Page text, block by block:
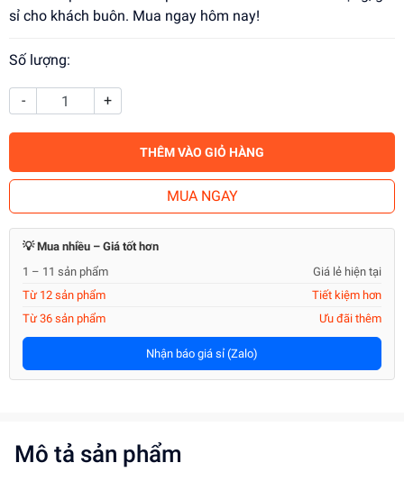
sỉ cho khách buôn. Mua ngay hôm nay!
Số lượng:
- +
THÊM VÀO GIỎ HÀNG
MUA NGAY
💡 Mua nhiều – Giá tốt hơn
1 – 11 sản phẩm
Giá lẻ hiện tại
Từ 12 sản phẩm
Tiết kiệm hơn
Từ 36 sản phẩm
Ưu đãi thêm
Nhận báo giá sỉ (Zalo)
Mô tả sản phẩm